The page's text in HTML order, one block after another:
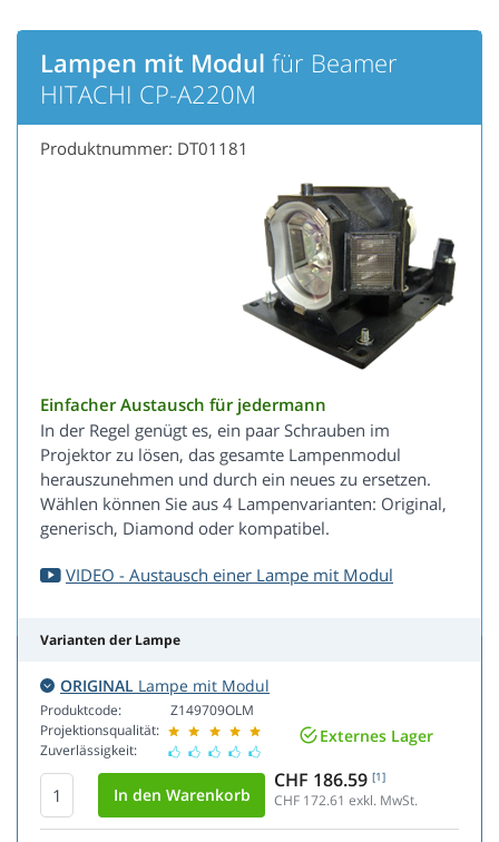
Lampen mit Modul für Beamer
HITACHI CP-A220M
Produktnummer: DT01181
Einfacher Austausch für jedermann
In der Regel genügt es, ein paar Schrauben im
Projektor zu lösen, das gesamte Lampenmodul
herauszunehmen und durch ein neues zu ersetzen.
Wählen können Sie aus 4 Lampenvarianten: Original,
generisch, Diamond oder kompatibel.
VIDEO - Austausch einer Lampe mit Modul
Varianten der Lampe
ORIGINAL Lampe mit Modul
Produktcode:
Projektionsqualität:
Zuverlässigkeit:
Z149709OLM
Externes Lager
CHF 186.59 [1]
CHF 172.61 exkl. MwSt.